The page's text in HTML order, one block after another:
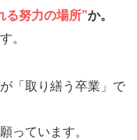
る努力の場所”か。
。
「取り繕う卒業」で
っています。